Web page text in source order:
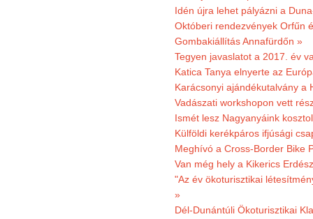
Idén újra lehet pályázni a
Októberi rendezvények Orfűn
Gombakiállítás Annafürdőn »
Tegyen javaslatot a 2017. év
Katica Tanya elnyerte az
Karácsonyi ajándékutalvány a
Vadászati workshopon vett
Ismét lesz Nagyanyáink
Külföldi kerékpáros ifjúsági
Meghívó a Cross-Border Bike
Van még hely a Kikerics
"Az év ökoturisztikai
»
Dél-Dunántúli Ökoturisztikai